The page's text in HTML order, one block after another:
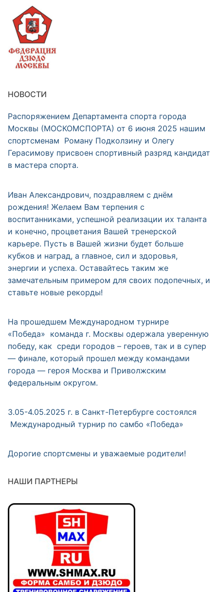
НОВОСТИ
Распоряжением Департамента спорта города
Москвы (МОСКОМСПОРТА) от 6 июня 2025 нашим
спортсменам Роману Подколзину и Олегу
Герасимову присвоен спортивный разряд кандидат
в мастера спорта.
Иван Александрович, поздравляем с днём
рождения! Желаем Вам терпения с
воспитанниками, успешной реализации их таланта
и конечно, процветания Вашей тренерской
карьере. Пусть в Вашей жизни будет больше
кубков и наград, а главное, сил и здоровья,
энергии и успеха. Оставайтесь таким же
замечательным примером для своих подопечных, и
ставьте новые рекорды!
На прошедшем Международном турнире
«Победа» команда г. Москвы одержала уверенную
победу, как среди городов – героев, так и в супер
— финале, который прошел между командами
города — героя Москва и Приволжским
федеральным округом.
3.05-4.05.2025 г. в Санкт-Петербурге состоялся
Международный турнир по самбо «Победа»
Дорогие спортсмены и уважаемые родители!
НАШИ ПАРТНЕРЫ